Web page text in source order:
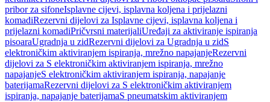
pribor za sifoneIsplavne cijevi, isplavna koljena i prijelazni
komadiRezervni dijelovi za Isplavne cijevi, isplavna koljena i
prijelazni komadiPričvrsni materijaliUređaji za aktiviranje ispiranja
pisoaraUgradnja u zidRezervni dijelovi za Ugradnja u zidS
elektroničkim aktiviranjem ispiranja, mrežno napajanjeRezervni
dijelovi za S elektroničkim aktiviranjem ispiranja, mrežno
napajanjeS elektroničkim aktiviranjem ispiranja, napajanje
baterijamaRezervni dijelovi za S elektroničkim aktiviranjem
ispiranja, napajanje baterijamaS pneumatskim aktiviranjem